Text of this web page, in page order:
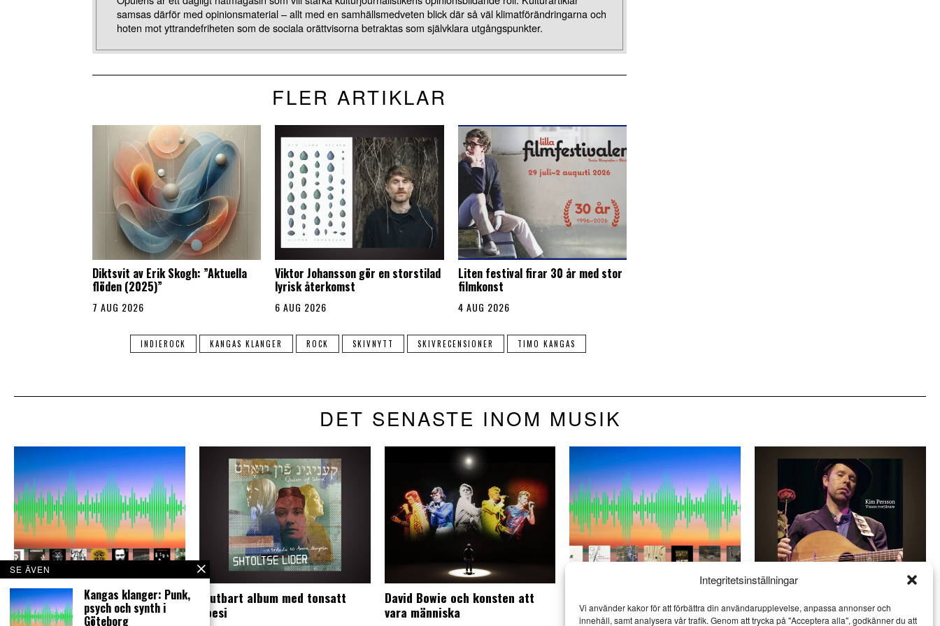
Integritetsinställningar
Vi använder kakor för att förbättra din användarupplevelse, anpassa annonser och
innehåll, samt analysera vår trafik. Genom att trycka på "Acceptera alla", godkänner du att
samsas därför med opinionsmaterial – allt med en samhällsmedveten blick där så väl klimatförändringarna och
hoten mot yttrandefriheten som de sociala orättvisorna betraktas som självklara utgångspunkter.
FLER ARTIKLAR
Diktsvit av Erik Skogh: ”Aktuella
flöden (2025)”
7 AUG 2026
Viktor Johansson gör en storstilad
lyrisk återkomst
6 AUG 2026
Liten festival firar 30 år med stor
filmkonst
4 AUG 2026
INDIEROCK KANGAS KLANGER ROCK SKIVNYTT SKIVRECENSIONER TIMO KANGAS
DET SENASTE INOM MUSIK
Kangas klanger: Punk, psych
och synth i Göteborg
Njutbart album med tonsatt
poesi
David Bowie och konsten att
vara människa
frodas och är vital
visans förnyare
SE ÄVEN
Kangas klanger: Punk,
psych och synth i
Göteborg